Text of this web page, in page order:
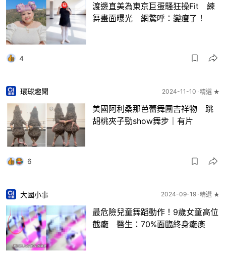
渡邊直美為東京巨蛋騷狂操Fit 練
舞畫面曝光 網驚呼：變瘦了！
4
環球趣聞 2024-11-10 精選 ★
美國阿利桑那芭蕾舞團吉祥物 跳
胡桃夾子勁show舞步｜有片
6
大國小事 2024-09-19 精選 ★
最危險兒童舞蹈動作！9歲女童高位
截癱 醫生：70%面臨終身癱瘓